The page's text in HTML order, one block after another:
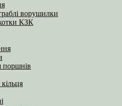
ворушилки
КЗК
поршнів